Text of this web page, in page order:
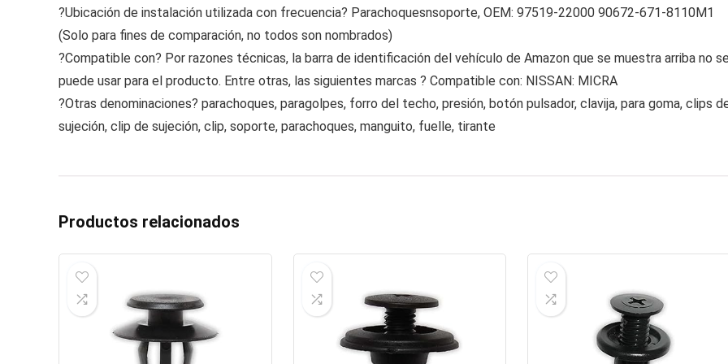
?Ubicación de instalación utilizada con frecuencia? Parachoquesnsoporte, OEM: 97519-22000 90672-671-8110M1
(Solo para fines de comparación, no todos son nombrados)
?Compatible con? Por razones técnicas, la barra de identificación del vehículo de Amazon que se muestra arriba no
puede usar para el producto. Entre otras, las siguientes marcas ? Compatible con: NISSAN: MICRA
?Otras denominaciones? parachoques, paragolpes, forro del techo, presión, botón pulsador, clavija, para goma, clips
sujeción, clip de sujeción, clip, soporte, parachoques, manguito, fuelle, tirante
Productos relacionados